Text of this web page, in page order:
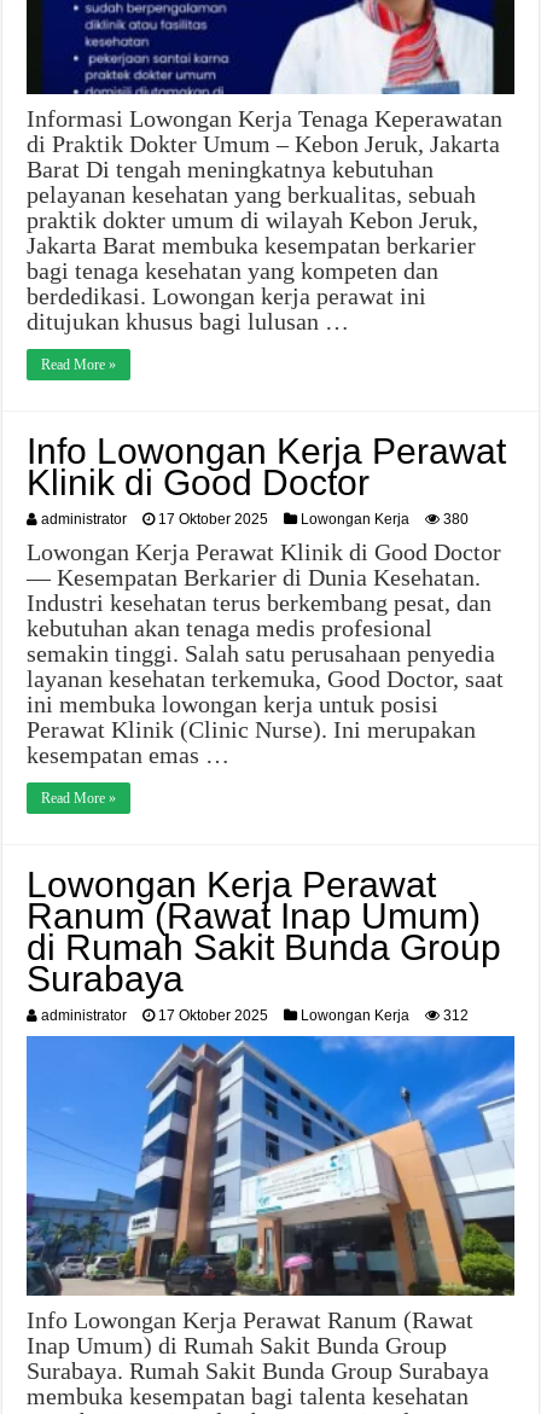
Informasi Lowongan Kerja Tenaga Keperawatan
di Praktik Dokter Umum – Kebon Jeruk, Jakarta
Barat Di tengah meningkatnya kebutuhan
pelayanan kesehatan yang berkualitas, sebuah
praktik dokter umum di wilayah Kebon Jeruk,
Jakarta Barat membuka kesempatan berkarier
bagi tenaga kesehatan yang kompeten dan
berdedikasi. Lowongan kerja perawat ini
ditujukan khusus bagi lulusan …
Read More »
Info Lowongan Kerja Perawat
Klinik di Good Doctor
administrator 17 Oktober 2025 Lowongan Kerja 380
Lowongan Kerja Perawat Klinik di Good Doctor
— Kesempatan Berkarier di Dunia Kesehatan.
Industri kesehatan terus berkembang pesat, dan
kebutuhan akan tenaga medis profesional
semakin tinggi. Salah satu perusahaan penyedia
layanan kesehatan terkemuka, Good Doctor, saat
ini membuka lowongan kerja untuk posisi
Perawat Klinik (Clinic Nurse). Ini merupakan
kesempatan emas …
Read More »
Lowongan Kerja Perawat
Ranum (Rawat Inap Umum)
di Rumah Sakit Bunda Group
Surabaya
administrator 17 Oktober 2025 Lowongan Kerja 312
Info Lowongan Kerja Perawat Ranum (Rawat
Inap Umum) di Rumah Sakit Bunda Group
Surabaya. Rumah Sakit Bunda Group Surabaya
membuka kesempatan bagi talenta kesehatan